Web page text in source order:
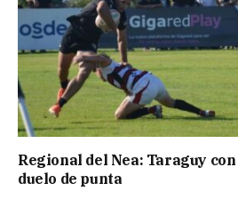
Regional del Nea: Taraguy
duelo de punta